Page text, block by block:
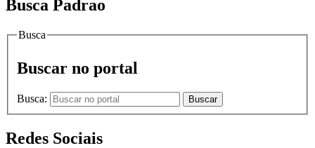
Busca Padrao
Busca
Buscar no portal
Busca: Buscar
Redes Sociais